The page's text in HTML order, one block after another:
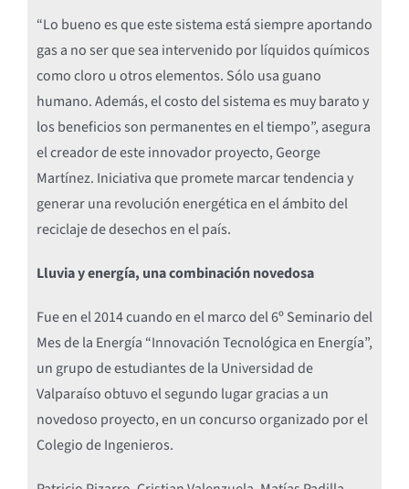
“Lo bueno es que este sistema está siempre aportando
gas a no ser que sea intervenido por líquidos químicos
como cloro u otros elementos. Sólo usa guano
humano. Además, el costo del sistema es muy barato y
los beneficios son permanentes en el tiempo”, asegura
el creador de este innovador proyecto, George
Martínez. Iniciativa que promete marcar tendencia y
generar una revolución energética en el ámbito del
reciclaje de desechos en el país.
Lluvia y energía, una combinación novedosa
Fue en el 2014 cuando en el marco del 6º Seminario del
Mes de la Energía “Innovación Tecnológica en Energía”,
un grupo de estudiantes de la Universidad de
Valparaíso obtuvo el segundo lugar gracias a un
novedoso proyecto, en un concurso organizado por el
Colegio de Ingenieros.